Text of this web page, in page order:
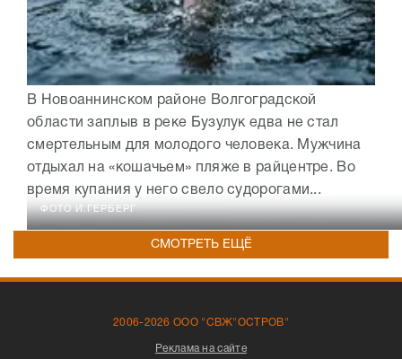
ФОТО И.ГЕРБЕРГ
В Новоаннинском районе Волгоградской
области заплыв в реке Бузулук едва не стал
смертельным для молодого человека. Мужчина
отдыхал на «кошачьем» пляже в райцентре. Во
время купания у него свело судорогами...
СМОТРЕТЬ ЕЩЁ
2006-2026 ООО "СВЖ"ОСТРОВ"
Реклама на сайте